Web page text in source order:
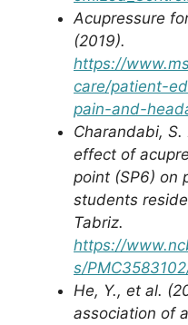
Acupressure
(2019).
https://
care/patient-
pain-and-
Charandabi, S.
effect of
point (SP6) on
students
Tabriz.
https://
s/
He, Y., et al.
association of